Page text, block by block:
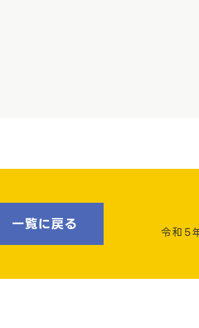
一覧に戻る 令和５